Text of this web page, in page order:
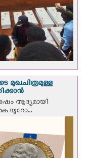
മുഖചിത്രമുള്ള
ആദ്യമായി
യൂറോ...